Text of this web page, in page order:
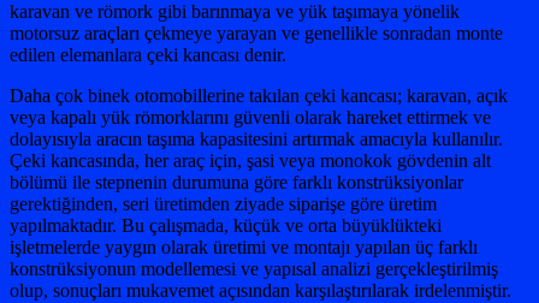
karavan ve römork gibi barınmaya ve yük taşımaya yönelik
motorsuz araçları çekmeye yarayan ve genellikle sonradan monte
edilen elemanlara çeki kancası denir.
Daha çok binek otomobillerine takılan çeki kancası; karavan, açık
veya kapalı yük römorklarını güvenli olarak hareket ettirmek ve
dolayısıyla aracın taşıma kapasitesini artırmak amacıyla kullanılır.
Çeki kancasında, her araç için, şasi veya monokok gövdenin alt
bölümü ile stepnenin durumuna göre farklı konstrüksiyonlar
gerektiğinden, seri üretimden ziyade siparişe göre üretim
yapılmaktadır. Bu çalışmada, küçük ve orta büyüklükteki
işletmelerde yaygın olarak üretimi ve montajı yapılan üç farklı
konstrüksiyonun modellemesi ve yapısal analizi gerçekleştirilmiş
olup, sonuçları mukavemet açısından karşılaştırılarak irdelenmiştir.